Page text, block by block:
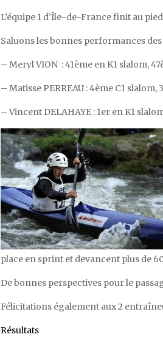
L’équipe 1 d’Île-de-France finit au
Saluons les bonnes performances
– Meryl VION : 41ème en K1 slalom,
– Matisse PERREAU : 4ème C1
– Vincent DELAHAYE : 1er en K1
place en sprint et devancent plus de
De bonnes perspectives pour le
Félicitations également aux 2
Résultats